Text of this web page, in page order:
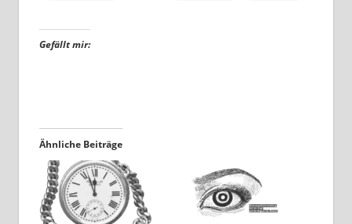
Gefällt mir:
Ähnliche Beiträge